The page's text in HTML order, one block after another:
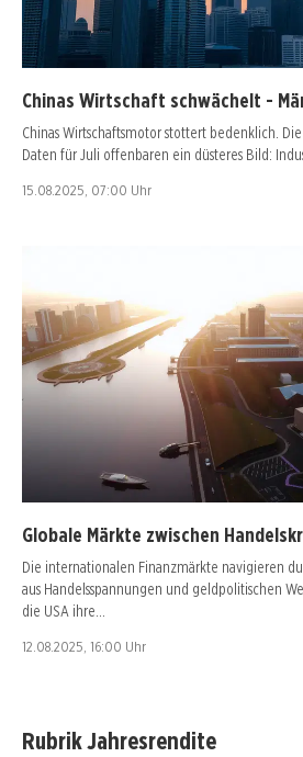
Chinas Wirtschaft schwächelt -
Chinas Wirtschaftsmotor stottert bedenklich.
Daten für Juli offenbaren ein düsteres Bild:
15.08.2025, 07:00 Uhr
Globale Märkte zwischen
Die internationalen Finanzmärkte navigieren
aus Handelsspannungen und geldpolitischen
die USA ihre…
12.08.2025, 16:00 Uhr
Rubrik Jahresrendite